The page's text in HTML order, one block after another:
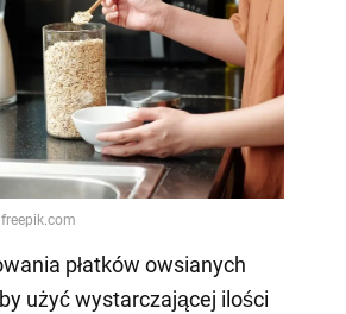
płatków owsianych
użyć wystarczającej ilości